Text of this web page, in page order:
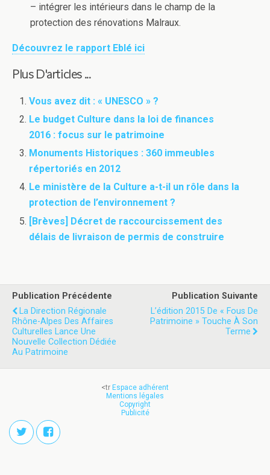
– intégrer les intérieurs dans le champ de la
protection des rénovations Malraux.
Découvrez le rapport Eblé ici
Plus D'articles ...
Vous avez dit : « UNESCO » ?
Le budget Culture dans la loi de finances
2016 : focus sur le patrimoine
Monuments Historiques : 360 immeubles
répertoriés en 2012
Le ministère de la Culture a-t-il un rôle dans la
protection de l’environnement ?
[Brèves] Décret de raccourcissement des
délais de livraison de permis de construire
Publication Précédente
La Direction Régionale
Rhône-Alpes Des Affaires
Culturelles Lance Une
Nouvelle Collection Dédiée
Au Patrimoine
Publication Suivante
L’édition 2015 De « Fous De
Patrimoine » Touche À Son
Terme
<tr Espace adhérent
Mentions légales
Copyright
Publicité